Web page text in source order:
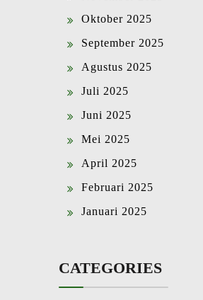
Oktober 2025
September 2025
Agustus 2025
Juli 2025
Juni 2025
Mei 2025
April 2025
Februari 2025
Januari 2025
CATEGORIES